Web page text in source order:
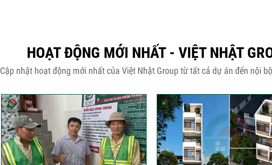
HOẠT ĐỘNG MỚI NHẤT - VIỆT NHẬT
Cập nhật hoạt động mới nhất của Việt Nhật Group từ tất cả dự án đến nội